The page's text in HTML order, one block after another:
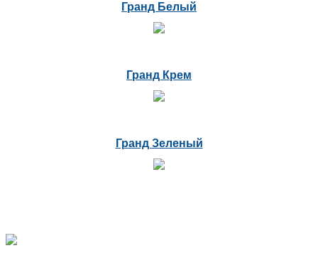
Гранд Белый
Гранд Крем
Гранд Зеленый